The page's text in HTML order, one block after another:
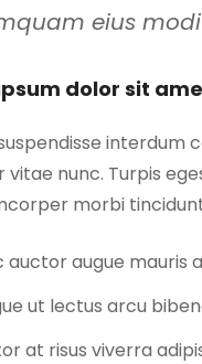
eius
dolor sit
interdum
vitae nunc. Turpis
morbi
auctor augue mauris
ut lectus arcu
at risus viverra